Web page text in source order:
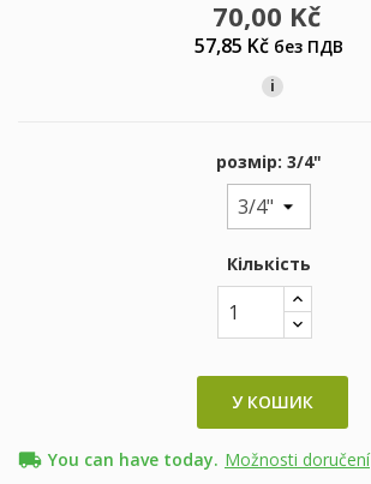
70,00 Kč
57,85 Kč без ПДВ
i
розмір: 3/4"
Кількість
У КОШИК
local_shipping You can have today. Možnosti doručení